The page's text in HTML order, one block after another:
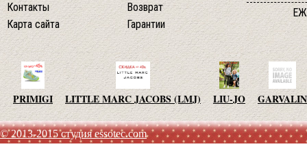
Контакты
Карта сайта
Возврат
Гарантии
PRIMIGI LITTLE MARC JACOBS (LMJ) LIU-JO GARVALIN
© 2013-2015 студия essotec.com